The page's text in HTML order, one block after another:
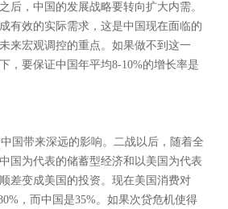
后，中国的发展战略要转向扩大内需。
有效的实际需求，这是中国现在面临的
来宏观调控的重点。如果做不到这一
，要保证中国年平均8-10%的增长率是
国带来深远的影响。二战以后，随着全
国为代表的储蓄型经济和以美国为代表
差变成美国的投资。现在美国消费对
，而中国是35%。如果次贷危机使得